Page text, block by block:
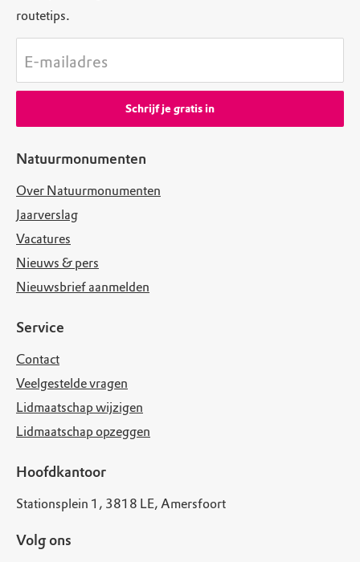
Natuurmonumenten
Over Natuurmonumenten
Jaarverslag
Vacatures
Nieuws & pers
Nieuwsbrief aanmelden
Service
Contact
Veelgestelde vragen
Lidmaatschap wijzigen
Lidmaatschap opzeggen
Hoofdkantoor
Stationsplein 1, 3818 LE, Amersfoort
Volg ons
routetips.
E-mailadres
Schrijf je gratis in